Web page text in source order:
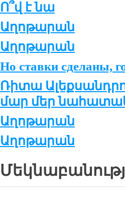
Ո՞վ է նա
Աղոթարան
Աղոթարան
Но ставки сде­ла­ны,
Ռի­տա
մար մեր
Աղոթարան
Աղոթարան